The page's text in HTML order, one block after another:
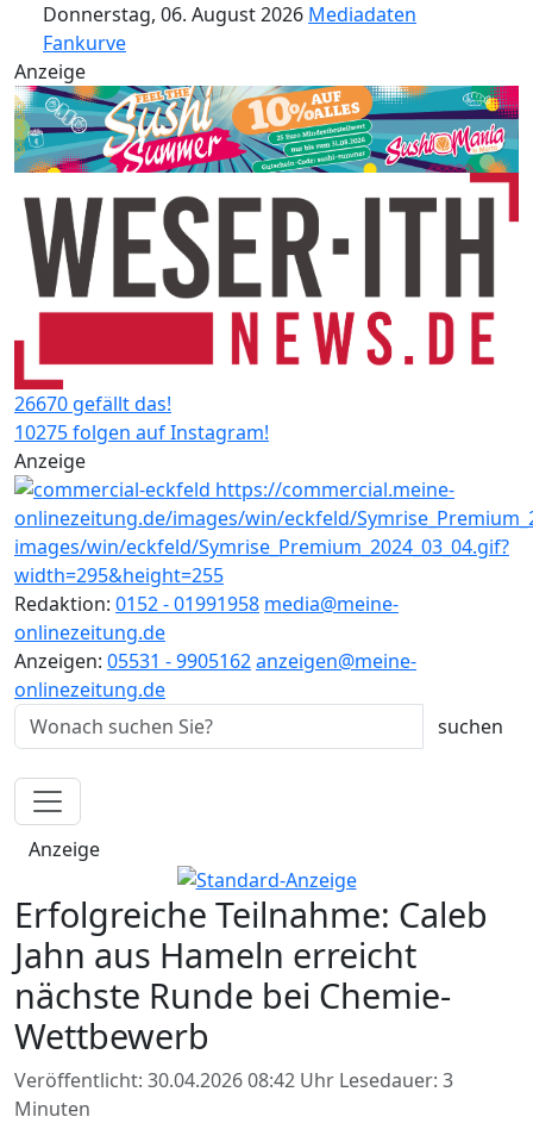
Donnerstag, 06. August 2026 Mediadaten
Fankurve
Anzeige
26670 gefällt das!
10275 folgen auf Instagram!
Anzeige
Redaktion: 0152 - 01991958 media@meine-
onlinezeitung.de
Anzeigen: 05531 - 9905162anzeigen@meine-
onlinezeitung.de
Anzeige
Erfolgreiche Teilnahme: Caleb
Jahn aus Hameln erreicht
nächste Runde bei Chemie-
Wettbewerb
Veröffentlicht: 30.04.2026 08:42 Uhr Lesedauer: 3
Minuten